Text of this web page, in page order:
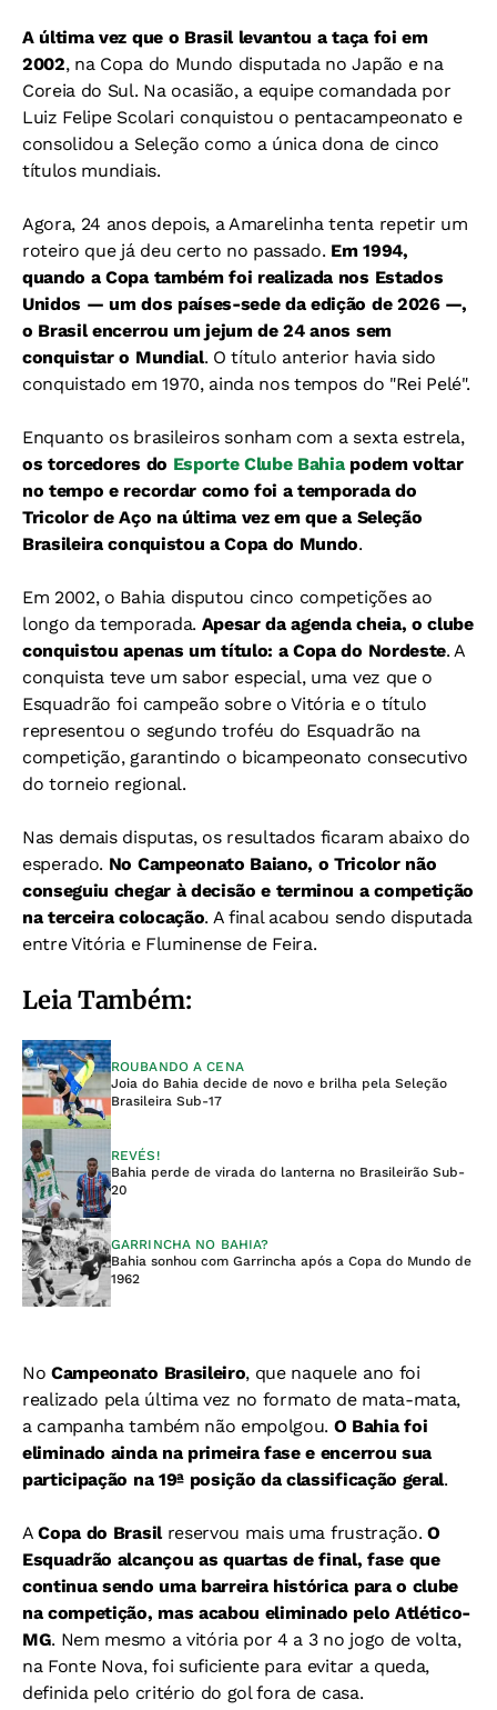
A última vez que o Brasil levantou a taça foi em
2002, na Copa do Mundo disputada no Japão e na
Coreia do Sul. Na ocasião, a equipe comandada por
Luiz Felipe Scolari conquistou o pentacampeonato e
consolidou a Seleção como a única dona de cinco
títulos mundiais.
Agora, 24 anos depois, a Amarelinha tenta repetir um
roteiro que já deu certo no passado. Em 1994,
quando a Copa também foi realizada nos Estados
Unidos — um dos países-sede da edição de 2026 —,
o Brasil encerrou um jejum de 24 anos sem
conquistar o Mundial. O título anterior havia sido
conquistado em 1970, ainda nos tempos do "Rei Pelé".
Enquanto os brasileiros sonham com a sexta estrela,
os torcedores do Esporte Clube Bahiapodem voltar
no tempo e recordar como foi a temporada do
Tricolor de Aço na última vez em que a Seleção
Brasileira conquistou a Copa do Mundo.
Em 2002, o Bahia disputou cinco competições ao
longo da temporada. Apesar da agenda cheia, o clube
conquistou apenas um título: a Copa do Nordeste. A
conquista teve um sabor especial, uma vez que o
Esquadrão foi campeão sobre o Vitória e o título
representou o segundo troféu do Esquadrão na
competição, garantindo o bicampeonato consecutivo
do torneio regional.
Nas demais disputas, os resultados ficaram abaixo do
esperado. No Campeonato Baiano, o Tricolor não
conseguiu chegar à decisão e terminou a competição
na terceira colocação. A final acabou sendo disputada
entre Vitória e Fluminense de Feira.
Leia Também:
ROUBANDO A CENA
Joia do Bahia decide de novo e brilha pela Seleção
Brasileira Sub-17
REVÉS!
Bahia perde de virada do lanterna no Brasileirão Sub-
20
GARRINCHA NO BAHIA?
Bahia sonhou com Garrincha após a Copa do Mundo de
1962
NoCampeonato Brasileiro, que naquele ano foi
realizado pela última vez no formato de mata-mata,
a campanha também não empolgou. O Bahia foi
eliminado ainda na primeira fase e encerrou sua
participação na 19ª posição da classificação geral.
ACopa do Brasilreservou mais uma frustração. O
Esquadrão alcançou as quartas de final, fase que
continua sendo uma barreira histórica para o clube
na competição, mas acabou eliminado pelo Atlético-
MG. Nem mesmo a vitória por 4 a 3 no jogo de volta,
na Fonte Nova, foi suficiente para evitar a queda,
definida pelo critério do gol fora de casa.